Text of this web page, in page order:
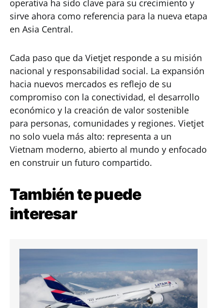
operativa ha sido clave para su crecimiento y
sirve ahora como referencia para la nueva etapa
en Asia Central.
Cada paso que da Vietjet responde a su misión
nacional y responsabilidad social. La expansión
hacia nuevos mercados es reflejo de su
compromiso con la conectividad, el desarrollo
económico y la creación de valor sostenible
para personas, comunidades y regiones. Vietjet
no solo vuela más alto: representa a un
Vietnam moderno, abierto al mundo y enfocado
en construir un futuro compartido.
También te puede
interesar